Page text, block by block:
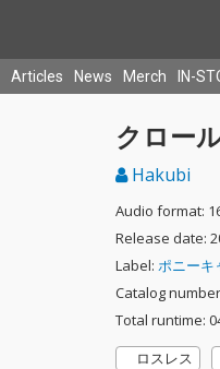
Articles News Merch IN-
クロー
Hakubi
Audio format:
Release date:
Label: ポニーキ
Catalog
Total runtime:
ロスレス